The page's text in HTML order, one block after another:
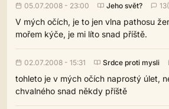
05.07.2008 - 23:00 Jeho svět?
V mých očích, je to jen vlna pathosu
mořem kýče, je mi líto snad příště.
02.07.2008 - 15:31 Srdce proti mysli
tohleto je v mých očích naprostý úlet,
chvalného snad někdy příště